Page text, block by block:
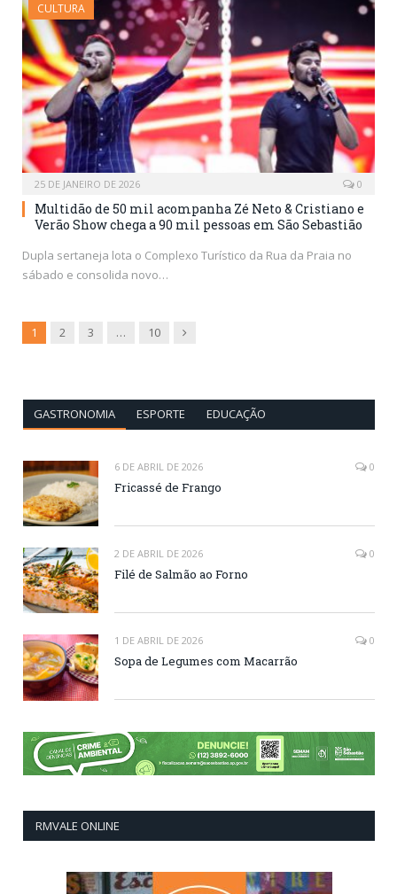
CULTURA
25 DE JANEIRO DE 2026 0
Multidão de 50 mil acompanha Zé Neto & Cristiano e
Verão Show chega a 90 mil pessoas em São Sebastião
Dupla sertaneja lota o Complexo Turístico da Rua da Praia no
sábado e consolida novo…
1 2 3 … 10 Next
GASTRONOMIA ESPORTE EDUCAÇÃO
6 DE ABRIL DE 2026 0
Fricassé de Frango
2 DE ABRIL DE 2026 0
Filé de Salmão ao Forno
1 DE ABRIL DE 2026 0
Sopa de Legumes com Macarrão
RMVALE ONLINE